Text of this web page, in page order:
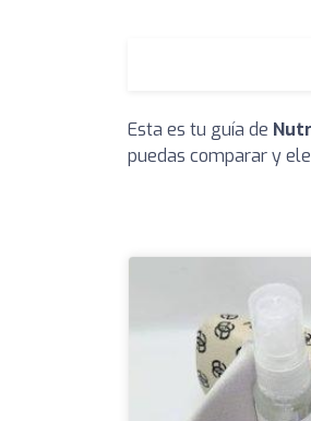
Esta es tu guía de
puedas comparar y